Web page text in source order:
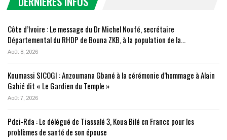
Côte d’Ivoire : Le message du Dr Michel Noufé, secrétaire
Départemental du RHDP de Bouna ZKB, à la population de la…
Août 8, 2026
Koumassi SICOGI : Anzoumana Gbané à la cérémonie d’hommage à Alain
Gahié dit « Le Gardien du Temple »
Août 7, 2026
Pdci-Rda : Le délégué de Tiassalé 3, Koua Bilé en France pour les
problèmes de santé de son épouse